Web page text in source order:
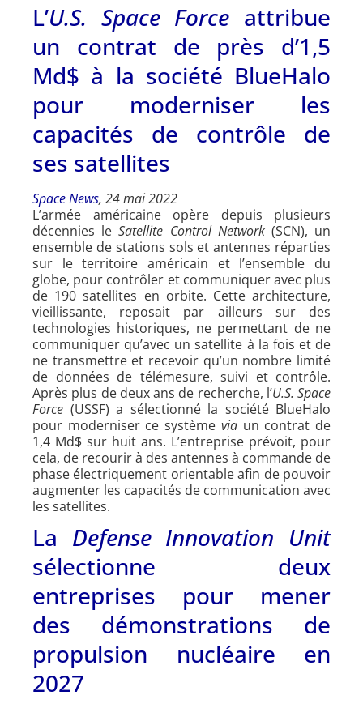
L’U.S. Space Force attribue
un contrat de près d’1,5
Md$ à la société BlueHalo
pour moderniser les
capacités de contrôle de
ses satellites
Space News, 24 mai 2022
L’armée américaine opère depuis plusieurs
décennies leSatellite Control Network(SCN), un
ensemble de stations sols et antennes réparties
sur le territoire américain et l’ensemble du
globe, pour contrôler et communiquer avec plus
de 190 satellites en orbite. Cette architecture,
vieillissante, reposait par ailleurs sur des
technologies historiques, ne permettant de ne
communiquer qu’avec un satellite à la fois et de
ne transmettre et recevoir qu’un nombre limité
de données de télémesure, suivi et contrôle.
Après plus de deux ans de recherche, l’U.S. Space
Force (USSF) a sélectionné la société BlueHalo
pour moderniser ce système viaun contrat de
1,4 Md$ sur huit ans. L’entreprise prévoit, pour
cela, de recourir à des antennes à commande de
phase électriquement orientable afin de pouvoir
augmenter les capacités de communication avec
les satellites.
La Defense Innovation Unit
sélectionne deux
entreprises pour mener
des démonstrations de
propulsion nucléaire en
2027